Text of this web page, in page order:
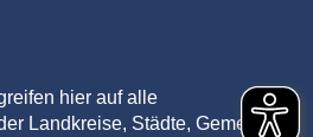
hier auf alle
Landkreise, Städte, Gemeinden